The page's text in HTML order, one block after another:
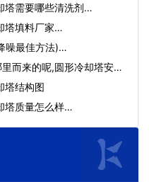
塔需要哪些清洗剂…
塔填料厂家…
噪最佳方法)…
而来的呢,圆形冷却塔安装
塔结构图
塔质量怎么样…